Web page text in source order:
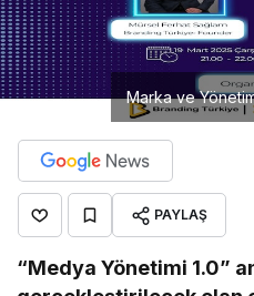
Marka ve
PAYLAŞ
“Medya Yönetimi 1.0”